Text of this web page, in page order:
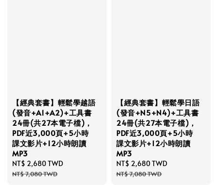
【經典套書】輕鬆學越語
(發音+A1+A2)+工具書
24冊(共27本電子檔)，
PDF近3,000頁+5小時
課文影片+12小時朗讀
MP3
Sale
price
NT$ 2,680 TWD
NT$ 7,080 TWD
【經典套書】輕鬆學日語
(發音+N5+N4)+工具書
24冊(共27本電子檔)，
PDF近3,000頁+5小時
課文影片+12小時朗讀
MP3
Sale
price
NT$ 2,680 TWD
NT$ 7,080 TWD